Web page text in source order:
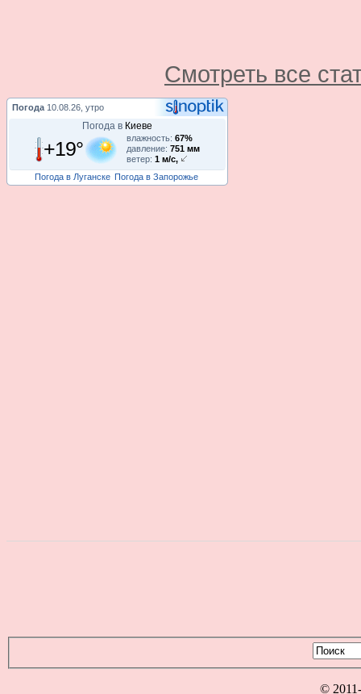
Смотреть все
Погода 10.08.26, утро
Погода в Киеве
+19° влажность: 67%
давление: 751 мм
ветер: 1 м/с,
Погода в Луганске Погода в Запорожье
©